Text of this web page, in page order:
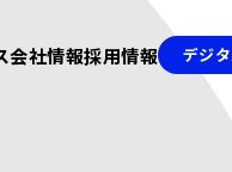
会社情報採用情報 デジ